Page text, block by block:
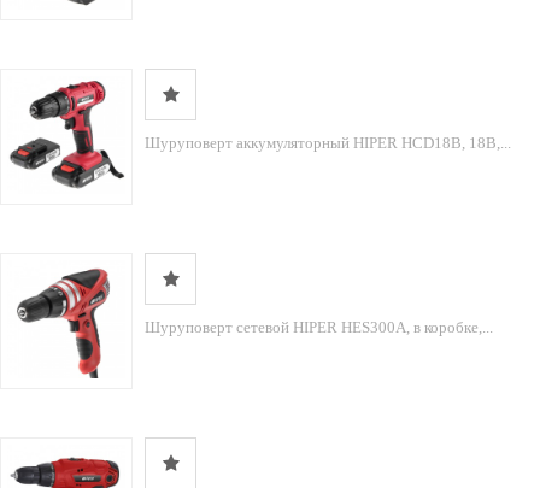
Шуруповерт аккумуляторный HIPER HCD18В, 18В,...
Шуруповерт сетевой HIPER HES300A, в коробке,...